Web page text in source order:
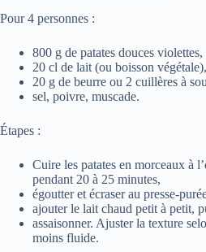
Pour 4 personnes :
800 g de patates douces violettes,
20 cl de lait (ou boisson végétale),
20 g de beurre ou 2 cuillères à
sel, poivre, muscade.
Étapes :
Cuire les patates en morceaux à
pendant 20 à 25 minutes,
égoutter et écraser au presse-
ajouter le lait chaud petit à petit,
assaisonner. Ajuster la texture
moins fluide.